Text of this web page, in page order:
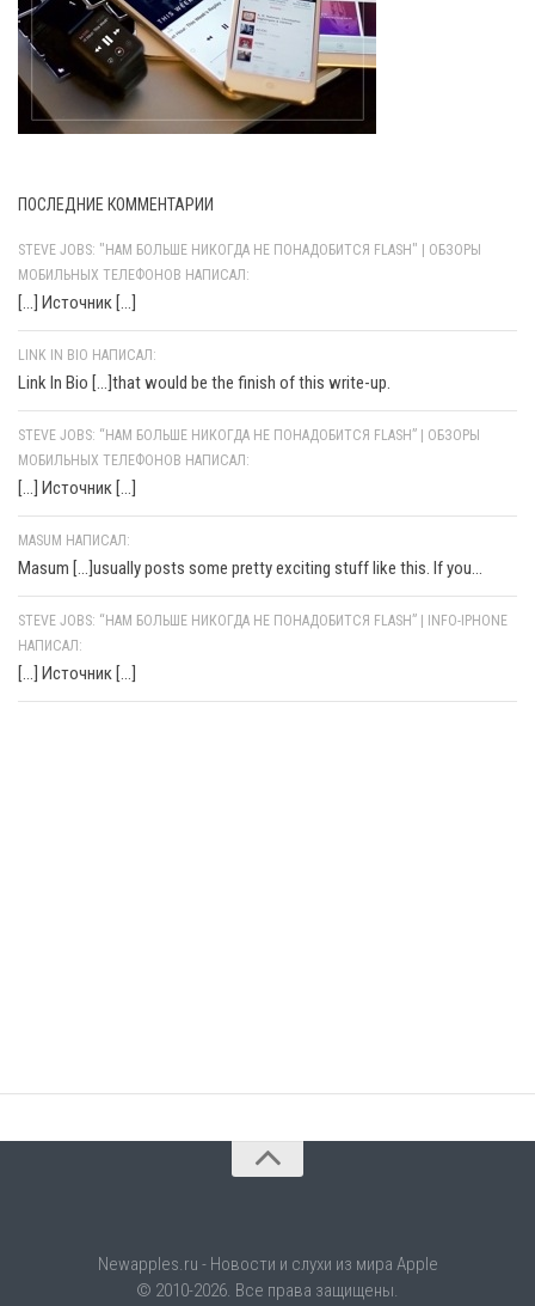
ПОСЛЕДНИЕ КОММЕНТАРИИ
STEVE JOBS: "НАМ БОЛЬШЕ НИКОГДА НЕ ПОНАДОБИТСЯ FLASH" | ОБЗОРЫ
МОБИЛЬНЫХ ТЕЛЕФОНОВ НАПИСАЛ:
[…] Источник […]
LINK IN BIO НАПИСАЛ:
Link In Bio [...]that would be the finish of this write-up.
STEVE JOBS: “НАМ БОЛЬШЕ НИКОГДА НЕ ПОНАДОБИТСЯ FLASH” | ОБЗОРЫ
МОБИЛЬНЫХ ТЕЛЕФОНОВ НАПИСАЛ:
[…] Источник […]
MASUM НАПИСАЛ:
Masum [...]usually posts some pretty exciting stuff like this. If you...
STEVE JOBS: “НАМ БОЛЬШЕ НИКОГДА НЕ ПОНАДОБИТСЯ FLASH” | INFO-IPHONE
НАПИСАЛ:
[…] Источник […]
Newapples.ru - Новости и слухи из мира Apple
© 2010-2026. Все права защищены.